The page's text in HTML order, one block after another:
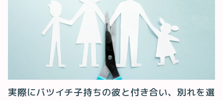
実際にバツイチ子持ちの彼と付き合い、別れを選